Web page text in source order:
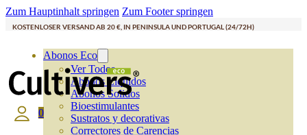
Zum Hauptinhalt springen Zum Footer springen
KOSTENLOSER VERSAND AB 20 €, IN PENINSULA UND PORTUGAL (24/72H)
Abonos Eco
Ver Todos
Abonos Líquidos
Abonos Solidos
Bioestimulantes
Sustratos y decorativas
Correctores de Carencias
0